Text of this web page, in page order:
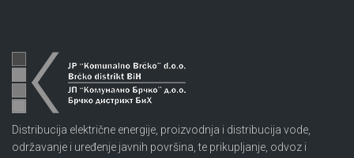
Distribucija električne energije, proizvodnja i distribucija vode,
održavanje i uređenje javnih površina, te prikupljanje, odvoz i